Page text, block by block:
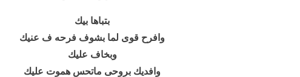
بتباها بيك
وافرح قوى لما بشوف فرحه ف عنيك
وبخاف عليك
وافديك بروحى ماتحس هموت عليك